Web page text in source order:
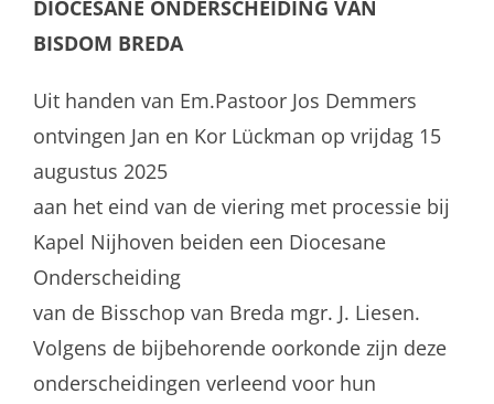
DIOCESANE ONDERSCHEIDING VAN
BISDOM BREDA
Uit handen van Em.Pastoor Jos Demmers
ontvingen Jan en Kor Lückman op vrijdag 15
augustus 2025
aan het eind van de viering met processie bij
Kapel Nijhoven beiden een Diocesane
Onderscheiding
van de Bisschop van Breda mgr. J. Liesen.
Volgens de bijbehorende oorkonde zijn deze
onderscheidingen verleend voor hun